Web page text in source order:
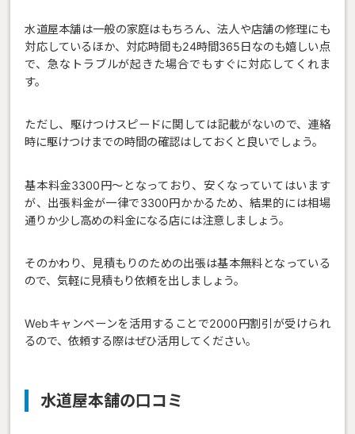
水道屋本舗は一般の家庭はもちろん、法人や店舗の修理にも
対応しているほか、対応時間も24時間365日なのも嬉しい点
で、急なトラブルが起きた場合でもすぐに対応してくれま
す。
ただし、駆けつけスピードに関しては記載がないので、連絡
時に駆けつけまでの時間の確認はしておくと良いでしょう。
基本料金3300円〜となっており、安くなっていてはいます
が、出張料金が一律で3300円かかるため、結果的には相場
通りか少し高めの料金になる店には注意しましょう。
そのかわり、見積もりのための出張は基本無料となっている
ので、気軽に見積もり依頼を出しましょう。
Webキャンペーンを活用することで2000円割引が受けられ
るので、依頼する際はぜひ活用してください。
水道屋本舗の口コミ